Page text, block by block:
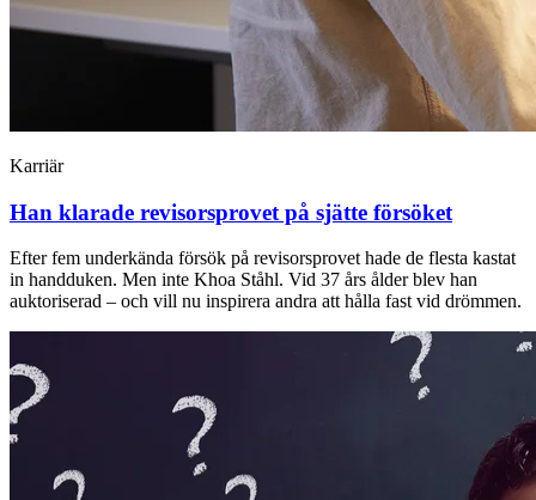
Karriär
Han klarade revisorsprovet på sjätte försöket
Efter fem underkända försök på revisorsprovet hade de flesta kastat
in handduken. Men inte Khoa Ståhl. Vid 37 års ålder blev han
auktoriserad – och vill nu inspirera andra att hålla fast vid drömmen.